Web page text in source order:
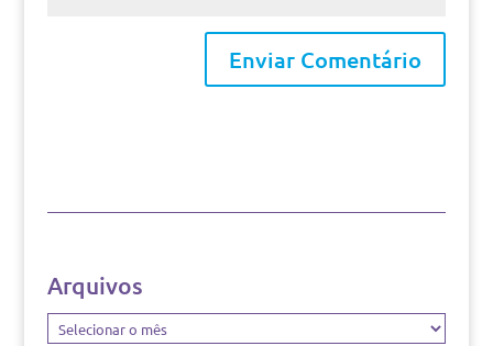
Arquivos
Arquivos